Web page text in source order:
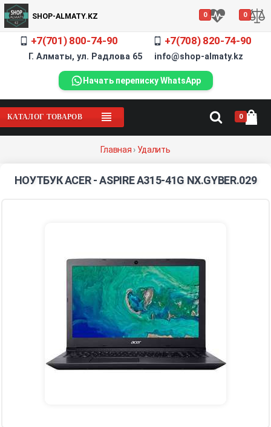
SHOP-ALMATY.KZ 0 0
+7(701) 800-74-90 +7(708) 820-74-90
Г. Алматы, ул. Радлова 65 info@shop-almaty.kz
Начать переписку WhatsApp
КАТАЛОГ ТОВАРОВ 0
Главная › Удалить
НОУТБУК ACER - ASPIRE A315-41G NX.GYBER.029